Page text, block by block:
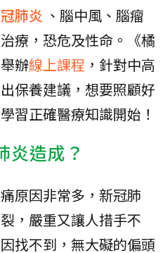
肺炎 、腦中風、腦瘤
療，恐危及性命。《橘
辦線上課程 ，針對中高
保養建議，想要照顧好
習正確醫療知識開始！
炎造成？
原因非常多，新冠肺
，嚴重又讓人措手不
找不到，無大礙的偏頭